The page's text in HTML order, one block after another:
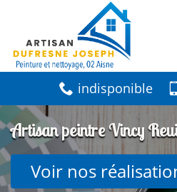
indisponible
Artisan peintre Vincy
Voir nos